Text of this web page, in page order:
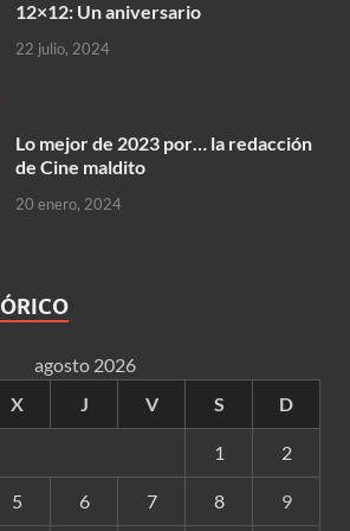
12×12: Un aniversario
22 julio, 2024
Lo mejor de 2023 por… la redacción
de Cine maldito
20 enero, 2024
agosto 2026
X J V S D
1 2
5 6 7 8 9